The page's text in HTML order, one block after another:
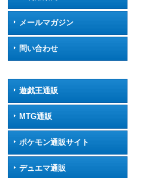
メールマガジン
問い合わせ
遊戯王通販
MTG通販
ポケモン通販サイト
デュエマ通販